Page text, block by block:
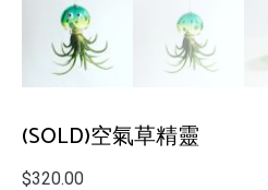
(SOLD)空氣草精靈
$320.00